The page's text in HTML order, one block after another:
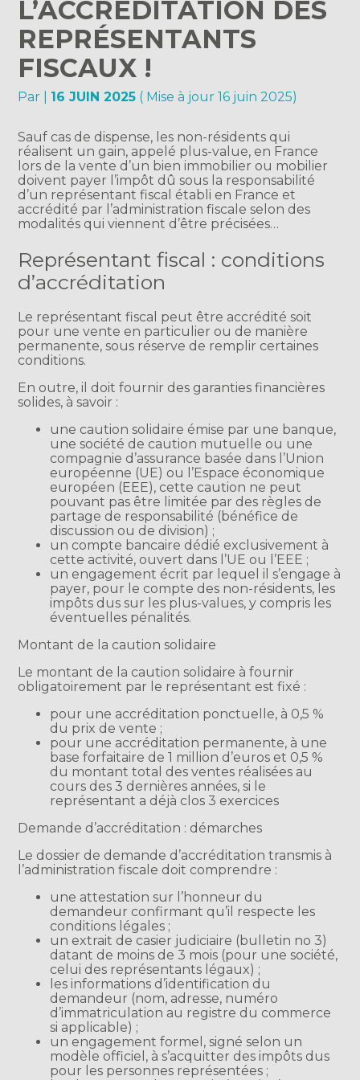
L’ACCRÉDITATION DES
REPRÉSENTANTS
FISCAUX !
Par 16 JUIN 2025 ( Mise à jour 16 juin 2025)
Sauf cas de dispense, les non-résidents qui
réalisent un gain, appelé plus-value, en France
lors de la vente d’un bien immobilier ou mobilier
doivent payer l’impôt dû sous la responsabilité
d’un représentant fiscal établi en France et
accrédité par l’administration fiscale selon des
modalités qui viennent d’être précisées…
Représentant fiscal : conditions
d’accréditation
Le représentant fiscal peut être accrédité soit
pour une vente en particulier ou de manière
permanente, sous réserve de remplir certaines
conditions.
En outre, il doit fournir des garanties financières
solides, à savoir :
une caution solidaire émise par une banque,
une société de caution mutuelle ou une
compagnie d’assurance basée dans l’Union
européenne (UE) ou l’Espace économique
européen (EEE), cette caution ne peut
pouvant pas être limitée par des règles de
partage de responsabilité (bénéfice de
discussion ou de division) ;
un compte bancaire dédié exclusivement à
cette activité, ouvert dans l’UE ou l’EEE ;
un engagement écrit par lequel il s’engage à
payer, pour le compte des non-résidents, les
impôts dus sur les plus-values, y compris les
éventuelles pénalités.
Montant de la caution solidaire
Le montant de la caution solidaire à fournir
obligatoirement par le représentant est fixé :
pour une accréditation ponctuelle, à 0,5 %
du prix de vente ;
pour une accréditation permanente, à une
base forfaitaire de 1 million d’euros et 0,5 %
du montant total des ventes réalisées au
cours des 3 dernières années, si le
représentant a déjà clos 3 exercices
Demande d’accréditation : démarches
Le dossier de demande d’accréditation transmis à
l’administration fiscale doit comprendre :
une attestation sur l’honneur du
demandeur confirmant qu’il respecte les
conditions légales ;
un extrait de casier judiciaire (bulletin no 3)
datant de moins de 3 mois (pour une société,
celui des représentants légaux) ;
les informations d’identification du
demandeur (nom, adresse, numéro
d’immatriculation au registre du commerce
si applicable) ;
un engagement formel, signé selon un
modèle officiel, à s’acquitter des impôts dus
pour les personnes représentées ;